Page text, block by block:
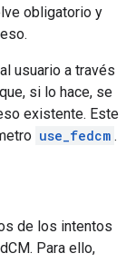
obligatorio y
usuario a través
si lo hace, se
existente. Este
use_fedcm .
de los intentos
Para ello,